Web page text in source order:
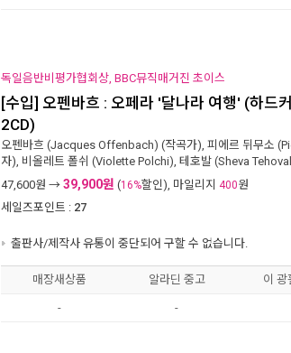
독일음반비평가협회상, BBC뮤직매거진 초이스
[수입] 오펜바흐 : 오페라 '달나라 여행' (하드
2CD)
오펜바흐 (Jacques Offenbach) (작곡가), 피에르 뒤무소
자), 비올레트 폴쉬 (Violette Polchi) 테호발 (Sheva
47,600원 → 39,900원 (16%할인), 마일리지 400원
세일즈포인트 : 27
출판사/제작사 유통이 중단되어 구할 수 없습니다.
매장새상품 알라딘 중고 이 광
- -